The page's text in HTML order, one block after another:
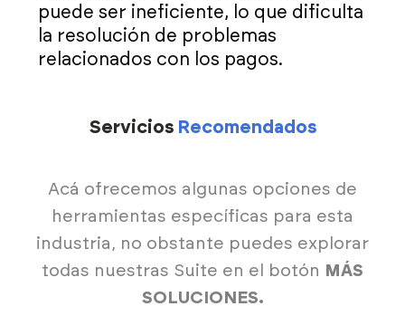
puede ser ineficiente, lo que dificulta
la resolución de problemas
relacionados con los pagos.
Servicios Recomendados
Acá ofrecemos algunas opciones de
herramientas específicas para esta
industria, no obstante puedes explorar
todas nuestras Suite en el botón
MÁS
SOLUCIONES.